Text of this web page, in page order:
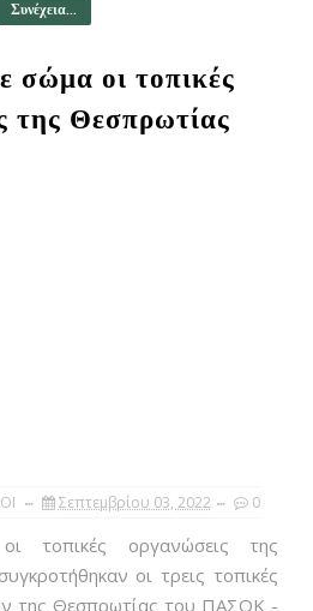
Συνέχεια...
οι τοπικές
της Θεσπρωτίας
Σεπτεμβρίου 03, 2022 0
τοπικές οργανώσεις της
οι τρεις τοπικές
της Θεσπρωτίας του ΠΑΣΟΚ -